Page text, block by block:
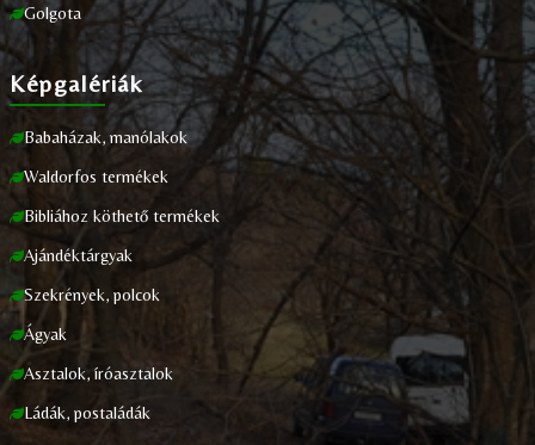
Golgota
Képgalériák
Babaházak, manólakok
Waldorfos termékek
Bibliához köthető termékek
Ajándéktárgyak
Szekrények, polcok
Ágyak
Asztalok, íróasztalok
Ládák, postaládák